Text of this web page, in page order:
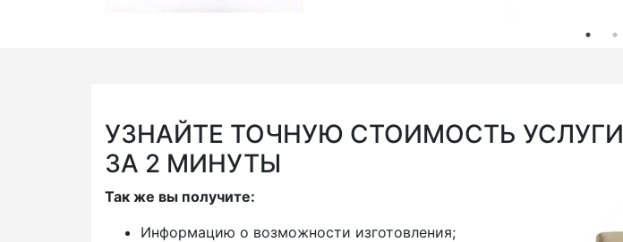
УЗНАЙТЕ ТОЧНУЮ СТОИМОСТЬ УСЛУГИ
ЗА 2 МИНУТЫ
Так же вы получите:
Информацию о возможности изготовления;